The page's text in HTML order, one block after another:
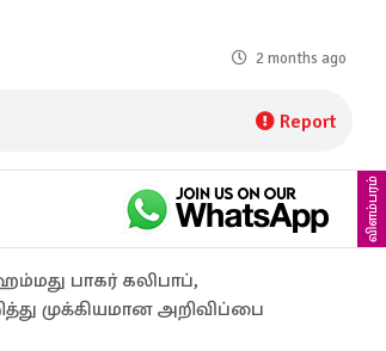
2 months ago
Report
விளம்பரம்
பாகர் கலிபாப்,
முக்கியமான அறிவிப்பை